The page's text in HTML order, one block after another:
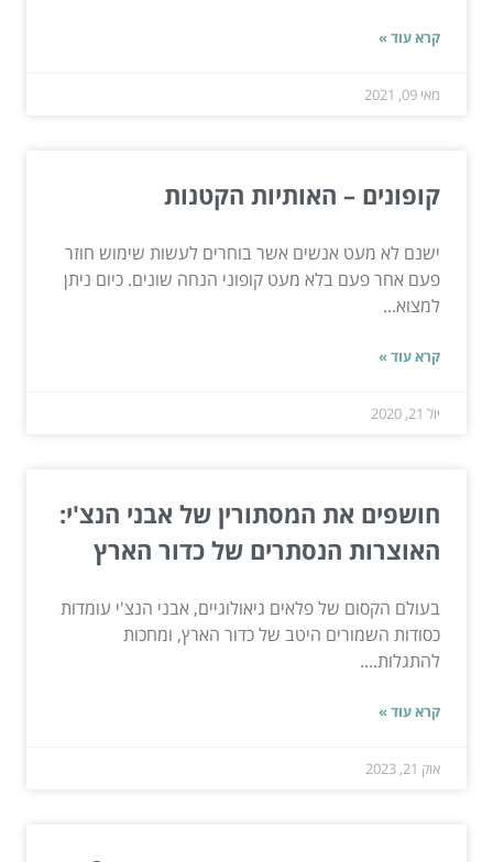
קרא עוד »
מאי 09, 2021
קופונים – האותיות הקטנות
ישנם לא מעט אנשים אשר בוחרים לעשות שימוש חוזר
פעם אחר פעם בלא מעט קופוני הנחה שונים. כיום ניתן
למצוא...
קרא עוד »
יול 21, 2020
חושפים את המסתורין של אבני הנצ'י:
האוצרות הנסתרים של כדור הארץ
בעולם הקסום של פלאים גיאולוגיים, אבני הנצ'י עומדות
כסודות השמורים היטב של כדור הארץ, ומחכות
להתגלות....
קרא עוד »
אוק 21, 2023